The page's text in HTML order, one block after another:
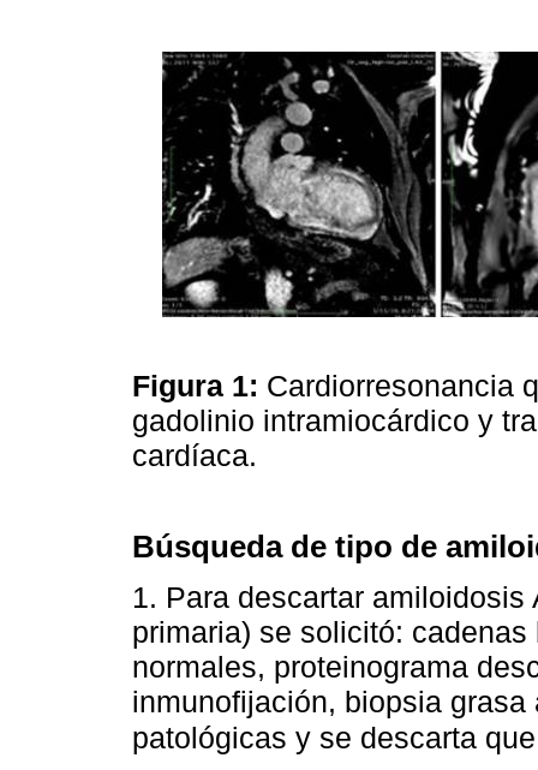
Figura 1: Cardiorresonancia
gadolinio intramiocárdico y
cardíaca.
Búsqueda de tipo de
1. Para descartar
primaria) se solicitó:
normales, proteinograma
inmunofijación, biopsia
patológicas y se descarta